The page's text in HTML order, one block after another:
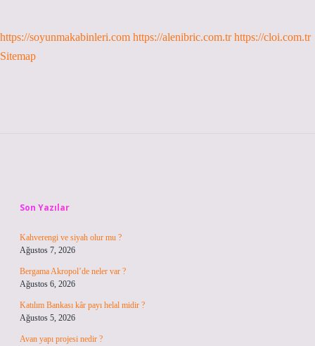
https://soyunmakabinleri.com https://alenibric.com.tr https://cloi.com.tr
Sitemap
Son Yazılar
Kahverengi ve siyah olur mu ?
Ağustos 7, 2026
Bergama Akropol’de neler var ?
Ağustos 6, 2026
Katılım Bankası kâr payı helal midir ?
Ağustos 5, 2026
Avan yapı projesi nedir ?